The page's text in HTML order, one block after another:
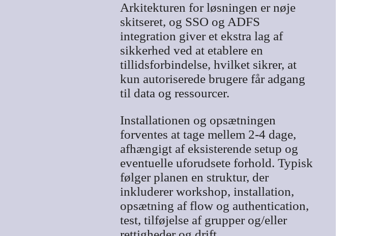
Arkitekturen for løsningen er nøje
skitseret, og SSO og ADFS
integration giver et ekstra lag af
sikkerhed ved at etablere en
tillidsforbindelse, hvilket sikrer, at
kun autoriserede brugere får adgang
til data og ressourcer.
Installationen og opsætningen
forventes at tage mellem 2-4 dage,
afhængigt af eksisterende setup og
eventuelle uforudsete forhold. Typisk
følger planen en struktur, der
inkluderer workshop, installation,
opsætning af flow og authentication,
test, tilføjelse af grupper og/eller